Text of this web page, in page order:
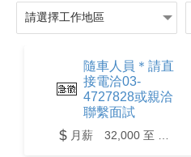
隨車人員＊請直
接電洽03-
4727828或親洽
聯繫面試